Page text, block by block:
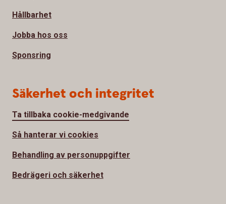
Hållbarhet
Jobba hos oss
Sponsring
Säkerhet och integritet
Ta tillbaka cookie-medgivande
Så hanterar vi cookies
Behandling av personuppgifter
Bedrägeri och säkerhet